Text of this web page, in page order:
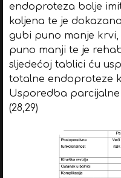
endoproteza bolje
koljena te je
gubi puno manje
puno manji te je
sljedećoj tablici ću
totalne endoproteze
Usporedba
(28,29)